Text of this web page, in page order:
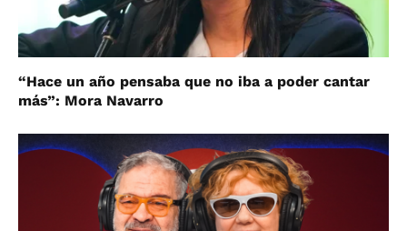
“Hace un año pensaba que no iba a poder cantar
más”: Mora Navarro